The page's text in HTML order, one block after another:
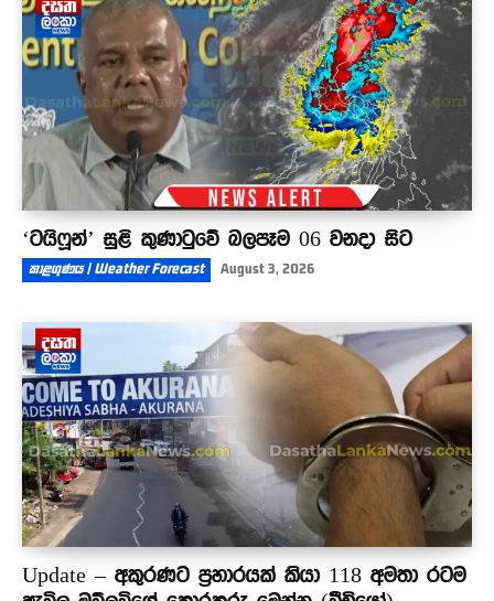
01:11
‘ටයිෆූන්’ සුළි කුණාටුවේ බලපෑම 06 වනදා සිට
කාළගුණය | Weather Forecast August 3, 2026
Update – අකුරණට ප්‍රහාරයක් කියා 118 අමතා රටම